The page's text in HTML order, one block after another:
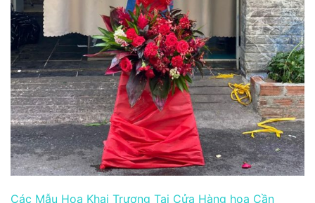
Các Mẫu Hoa Khai Trương Tại Cửa Hàng hoa Cần